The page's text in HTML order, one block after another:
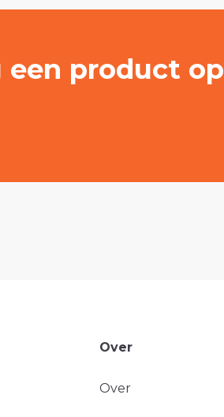
een product op
Over
Over